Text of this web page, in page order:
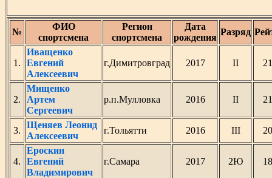
№
ФИО
спортсмена
Регион
спортсмена
Дата
рождения
Разряд
1.
Иващенко
Евгений
Алексеевич
г.Димитровград 2017 II
2.
Мищенко
Артем
Сергеевич
р.п.Мулловка 2016 II
3.
Щеняев Леонид
Алексеевич
г.Тольятти 2016 III
4.
Ероскин
Евгений
Владимирович
г.Самара 2017 2Ю